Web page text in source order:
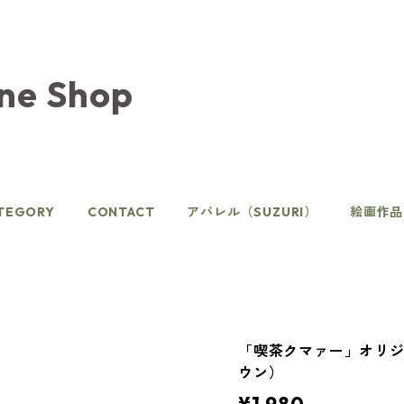
Shop
CONTACT アパレル（SUZURI） 絵画作
「喫茶クマァー」オリ
ウン）